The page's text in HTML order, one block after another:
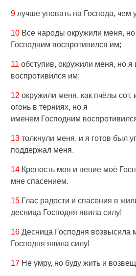
9 лучше уповать на Господа, чем
10 Все народы окружили меня,
Господним воспротивился им;
11 обступив, окружили меня, но
воспротивился им;
12 окружили меня, как пчёлы сот,
огонь в терниях, но я
именем Господним
13 толкнули меня, и я готов был
поддержал меня.
14 Крепость моя и пение моё
мне спасением.
15 Глас радости и спасения в
десница Господня явила силу!
16 Десница Господня возвысила
Господня явила силу!
17 Не умру, но буду жить и